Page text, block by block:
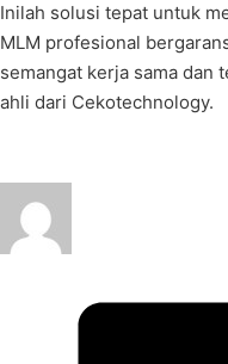
Inilah solusi tepat untuk
MLM profesional
semangat kerja sama dan
ahli dari Cekotechnology.